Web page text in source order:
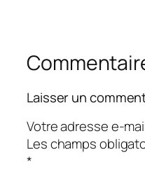
Laisser un
Votre adresse e-
Les champs
*